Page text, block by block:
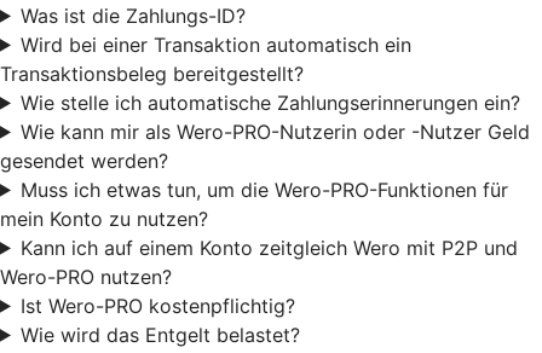
Was ist die Zahlungs-ID?
Wird bei einer Transaktion automatisch ein
Transaktionsbeleg bereitgestellt?
Wie stelle ich automatische Zahlungserinnerungen ein?
Wie kann mir als Wero-PRO-Nutzerin oder -Nutzer Geld
gesendet werden?
Muss ich etwas tun, um die Wero-PRO-Funktionen für
mein Konto zu nutzen?
Kann ich auf einem Konto zeitgleich Wero mit P2P und
Wero-PRO nutzen?
Ist Wero-PRO kostenpflichtig?
Wie wird das Entgelt belastet?